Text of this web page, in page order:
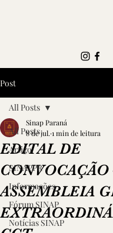
Post
All Posts
Artigo
SINAPPR
Informações
Fórum SINAP
Notícias SINAP
All Posts
EDITAL DE
CONVOCAÇÃO
ASSEMBLEIA
Sinap Paraná
8 de jul. 1 min de leitura